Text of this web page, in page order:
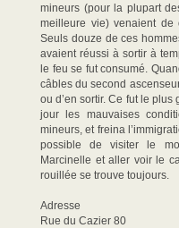
mineurs (pour la plupart
meilleure vie) venaient
Seuls douze de ces
avaient réussi à sortir à
le feu se fut consumé.
câbles du second
ou d’en sortir. Ce fut le
jour les mauvaises
mineurs, et freina
possible de visiter le
Marcinelle et aller voir le
rouillée se trouve toujours.
Adresse
Rue du Cazier 80